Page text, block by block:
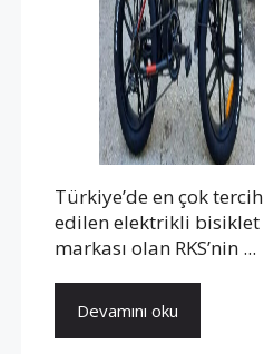
Türkiye’de en çok tercih
edilen elektrikli bisiklet
markası olan RKS’nin ...
Devamını oku